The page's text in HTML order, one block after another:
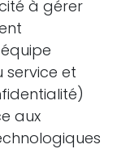
à gérer
service et
aux